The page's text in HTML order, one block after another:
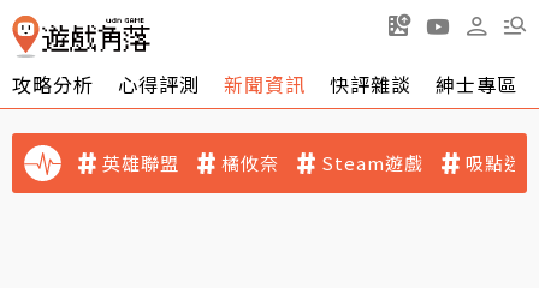
攻略分析 心得評測 新聞資訊 快評雜談 紳士專區
英雄聯盟 橘攸奈 Steam遊戲 吸點迷